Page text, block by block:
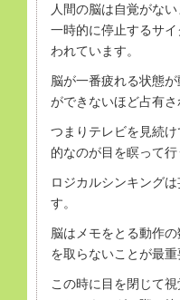
人間の脳は自覚がな
一時的に停止するサ
われています。
脳が一番疲れる状態
ができないほど占有さ
つまりテレビを見続
的なのが目を瞑って行
ロジカルシンキング
す。
脳はメモをとる動作
を取らないことが最重
この時に目を閉じて